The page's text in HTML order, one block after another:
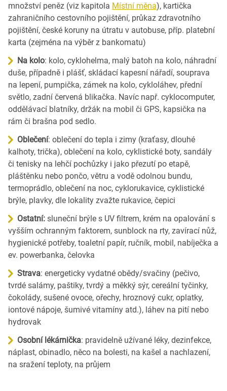
množství peněz (viz kapitola Místní měna), kartička
zahraničního cestovního pojištění, průkaz zdravotního
pojištění, české koruny na útratu v autobuse, příp. platební
karta (zejména na výběr z bankomatu)
Na kolo: kolo, cyklohelma, malý batoh na kolo, náhradní
duše, případně i plášť, skládací kapesní nářadí, souprava
na lepení, pumpička, zámek na kolo, cykloláhev, přední
světlo, zadní červená blikačka. Navíc např. cyklocomputer,
oddělávací blatníky, držák na mobil či GPS, kapsička na
rám či brašna pod sedlo.
Oblečení: oblečení do tepla i zimy (kraťasy, dlouhé
kalhoty, trička), oblečení na kolo, cyklistické boty, sandály
či tenisky na lehčí pochůzky i jako přezutí po etapě,
pláštěnku nebo pončo, větru a vodě odolnou bundu,
termoprádlo, oblečení na noc, cyklorukavice, cyklistické
brýle, plavky, dle lokality zvažte rukavice, čepici
Ostatní: sluneční brýle s UV filtrem, krém na opalování s
vyšším ochranným faktorem, sunblock na rty, zavírací nůž,
hygienické potřeby, toaletní papír, ručník, mobil, nabíječka a
ev. powerbanka, čelovka
Strava: energeticky vydatné obědy/svačiny (pečivo,
tvrdé salámy, paštiky, tvrdý a měkký sýr, cereální tyčinky,
čokolády, sušené ovoce, ořechy, hroznový cukr, oplatky,
iontové nápoje, šumivé vitamíny atd.), láhev na pití nebo
hydrovak
Osobní lékárnička: pravidelně užívané léky, dezinfekce,
náplast, obinadlo, něco na bolesti, na kašel a nachlazení,
na sražení teploty, na průjem